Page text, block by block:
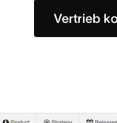
Vertrieb